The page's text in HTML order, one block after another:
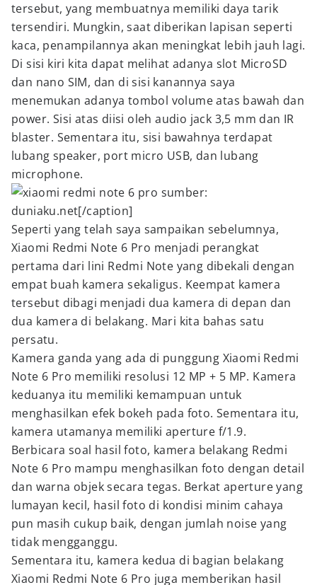
tersebut, yang membuatnya memiliki daya tarik
tersendiri. Mungkin, saat diberikan lapisan seperti
kaca, penampilannya akan meningkat lebih jauh lagi.
Di sisi kiri kita dapat melihat adanya slot MicroSD
dan nano SIM, dan di sisi kanannya saya
menemukan adanya tombol volume atas bawah dan
power. Sisi atas diisi oleh audio jack 3,5 mm dan IR
blaster. Sementara itu, sisi bawahnya terdapat
lubang speaker, port micro USB, dan lubang
microphone.
sumber:
duniaku.net[/caption]
Seperti yang telah saya sampaikan sebelumnya,
Xiaomi Redmi Note 6 Pro menjadi perangkat
pertama dari lini Redmi Note yang dibekali dengan
empat buah kamera sekaligus. Keempat kamera
tersebut dibagi menjadi dua kamera di depan dan
dua kamera di belakang. Mari kita bahas satu
persatu.
Kamera ganda yang ada di punggung Xiaomi Redmi
Note 6 Pro memiliki resolusi 12 MP + 5 MP. Kamera
keduanya itu memiliki kemampuan untuk
menghasilkan efek bokeh pada foto. Sementara itu,
kamera utamanya memiliki aperture f/1.9.
Berbicara soal hasil foto, kamera belakang Redmi
Note 6 Pro mampu menghasilkan foto dengan detail
dan warna objek secara tegas. Berkat aperture yang
lumayan kecil, hasil foto di kondisi minim cahaya
pun masih cukup baik, dengan jumlah noise yang
tidak mengganggu.
Sementara itu, kamera kedua di bagian belakang
Xiaomi Redmi Note 6 Pro juga memberikan hasil